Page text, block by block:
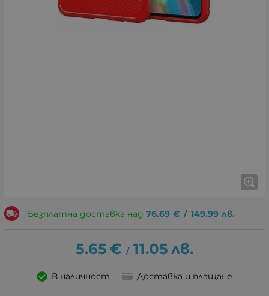
Безплатна доставка над 76.69 € / 149.99 лв.
5.65 € / 11.05 лв.
В наличност Доставка и плащане